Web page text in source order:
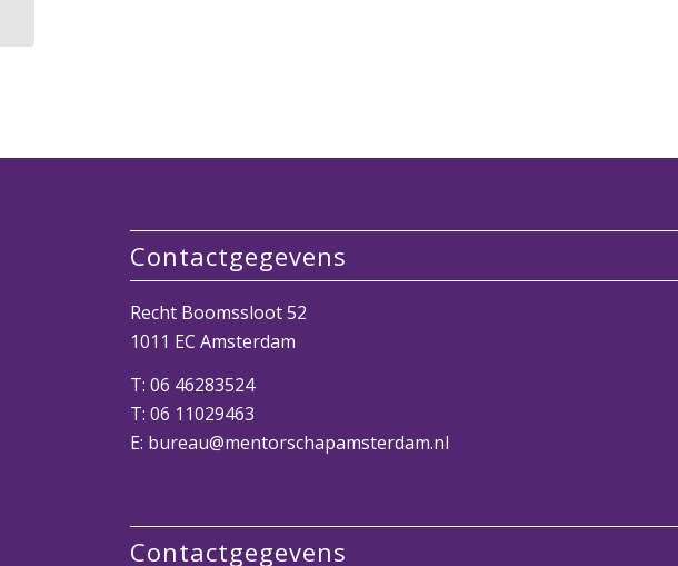
Contactgegevens
Recht Boomssloot 52
1011 EC Amsterdam
T:06 46283524
T:06 11029463
E: bureau@mentorschapamsterdam.nl
Contactgegevens